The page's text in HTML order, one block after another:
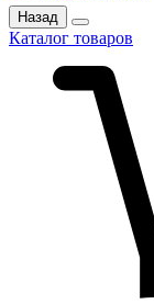
Назад
Каталог товаров